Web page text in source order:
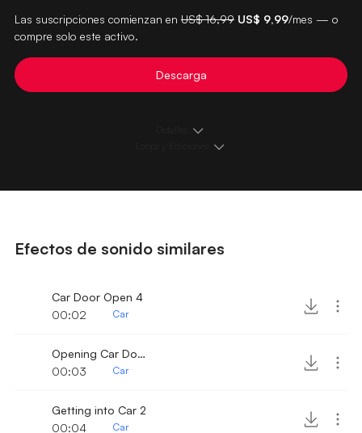
Las suscripciones comienzan en US$ 16,99 US$ 9,99/mes — o
compre solo este activo.
Descarga
Efectos de sonido similares
Car Door Open 4
00:02
Car
Opening Car Door 2
00:03
Car
Getting into Car 2
00:04
Car